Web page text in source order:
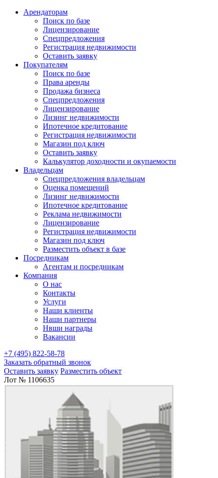
Арендаторам
Поиск по базе
Лицензирование
Спецпредложения
Регистрация недвижимости
Оставить заявку
Покупателям
Поиск по базе
Права аренды
Продажа бизнеса
Спецпредложения
Лицензирование
Лизинг недвижимости
Ипотечное кредитование
Регистрация недвижимости
Магазин под ключ
Оставить заявку
Калькулятор доходности и окупаемости
Владельцам
Спецпредложения владельцам
Оценка помещений
Лизинг недвижимости
Ипотечное кредитование
Реклама недвижимости
Лицензирование
Регистрация недвижимости
Магазин под ключ
Разместить объект в базе
Посредникам
Агентам и посредникам
Компания
О нас
Контакты
Услуги
Наши клиенты
Наши партнеры
Нвши награды
Вакансии
+7 (495) 822-58-78
Заказать обратный звонок
Оставить заявку Разместить объект
Лот № 1106635